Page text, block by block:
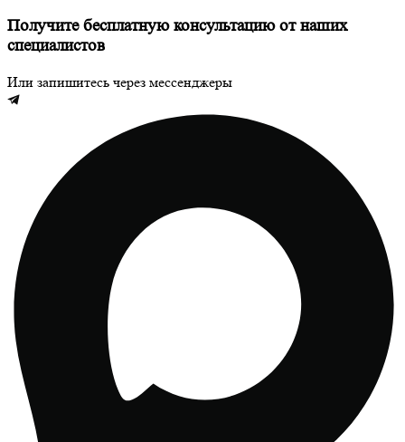
Получите бесплатную консультацию от наших
специалистов
Или запишитесь через мессенджеры